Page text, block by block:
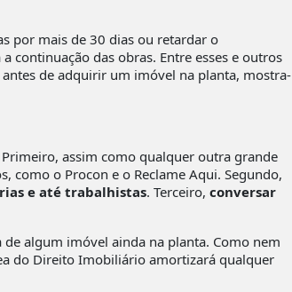
por mais de 30 dias ou retardar o
continuação das obras. Entre esses e outros
de adquirir um imóvel na planta, mostra-
assim como qualquer outra grande
como o Procon e o Reclame Aqui. Segundo,
e até trabalhistas. Terceiro, conversar
de algum imóvel ainda na planta. Como nem
do Direito Imobiliário amortizará qualquer